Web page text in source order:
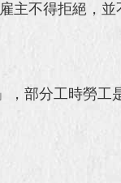
主不得拒絕，並
部分工時勞工